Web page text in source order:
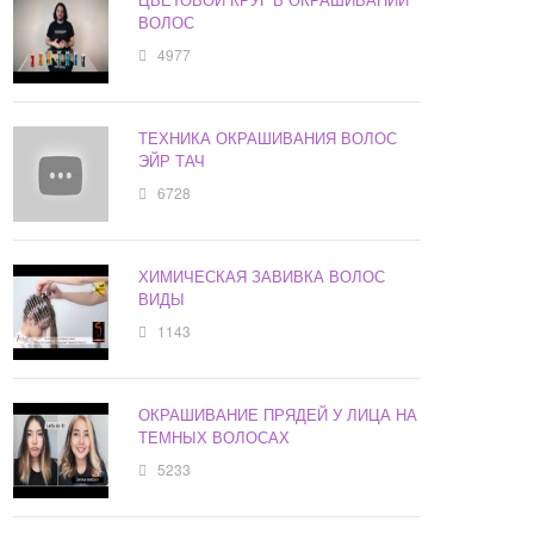
ВОЛОС
4977
ТЕХНИКА ОКРАШИВАНИЯ ВОЛОС
ЭЙР ТАЧ
6728
ХИМИЧЕСКАЯ ЗАВИВКА ВОЛОС
ВИДЫ
1143
ОКРАШИВАНИЕ ПРЯДЕЙ У ЛИЦА НА
ТЕМНЫХ ВОЛОСАХ
5233